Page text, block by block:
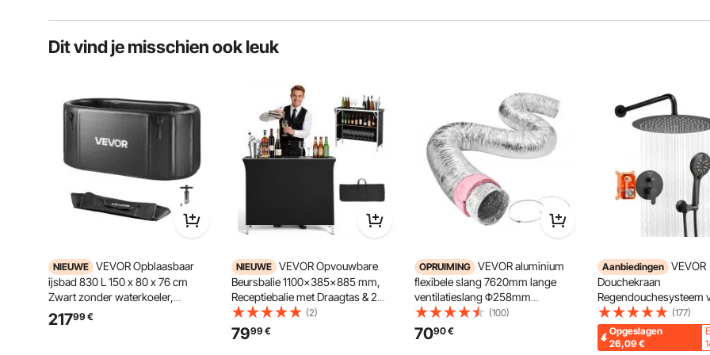
Dit vind je misschien ook leuk
NIEUWE VEVOR Opblaasbaar
ijsbad 830 L 150 x 80 x 76 cm
Zwart zonder waterkoeler,
koudwaterbad compatibel met
waterkoelers en geïsoleerd deksel,
21799€
NIEUWE VEVOR Opvouwbare
Beursbalie 1100x385x885 mm,
Receptiebalie met Draagtas & 2
Planken, Receptiebalie,
Beursstand, Bartafel, Opvouwbare
Mobiele Bar voor Evenementen,
(2)
7999€
OPRUIMING VEVOR aluminium
flexibele slang 7620mm lange
ventilatieslang Φ258mm
aluminium flexibele buis
luchtkanaal R-6 thermische
weerstandswaarde 25mm
(100)
7090€
Aanbiedingen VEVOR
Douchekraan
Regendouchesysteem
Badkamer
305 mm Ronde
& Handdouche,
(177)
Opgeslagen
26,09€